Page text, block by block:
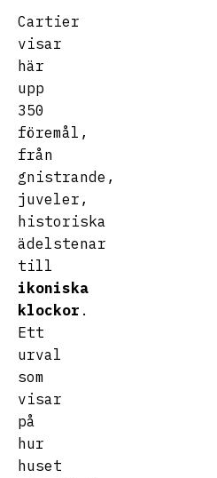
Cartier
visar
här
upp
350
föremål,
från
gnistrande,
juveler,
historiska
ädelstenar
till
ikoniska
klockor .
Ett
urval
som
visar
på
hur
huset